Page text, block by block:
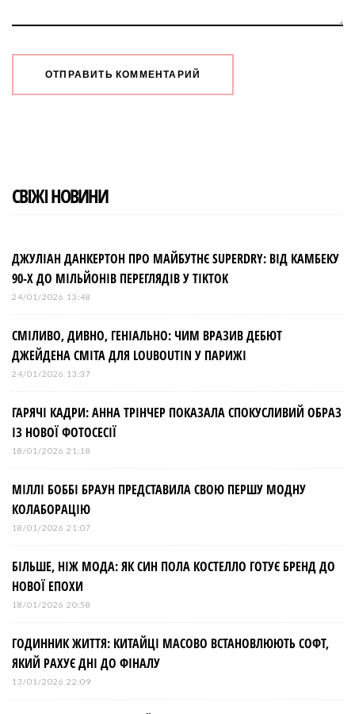
СВІЖІ НОВИНИ
ДЖУЛІАН ДАНКЕРТОН ПРО МАЙБУТНЄ SUPERDRY: ВІД КАМБЕКУ
90-Х ДО МІЛЬЙОНІВ ПЕРЕГЛЯДІВ У TIKTOK
24/01/2026 13:48
СМІЛИВО, ДИВНО, ГЕНІАЛЬНО: ЧИМ ВРАЗИВ ДЕБЮТ
ДЖЕЙДЕНА СМІТА ДЛЯ LOUBOUTIN У ПАРИЖІ
24/01/2026 13:37
ГАРЯЧІ КАДРИ: АННА ТРІНЧЕР ПОКАЗАЛА СПОКУСЛИВИЙ ОБРАЗ
ІЗ НОВОЇ ФОТОСЕСІЇ
18/01/2026 21:18
МІЛЛІ БОББІ БРАУН ПРЕДСТАВИЛА СВОЮ ПЕРШУ МОДНУ
КОЛАБОРАЦІЮ
18/01/2026 21:07
БІЛЬШЕ, НІЖ МОДА: ЯК СИН ПОЛА КОСТЕЛЛО ГОТУЄ БРЕНД ДО
НОВОЇ ЕПОХИ
18/01/2026 20:58
ГОДИННИК ЖИТТЯ: КИТАЙЦІ МАСОВО ВСТАНОВЛЮЮТЬ СОФТ,
ЯКИЙ РАХУЄ ДНІ ДО ФІНАЛУ
13/01/2026 22:09